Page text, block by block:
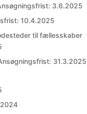
3.6.2025
10.4.2025
til fællesskaber
31.3.2025